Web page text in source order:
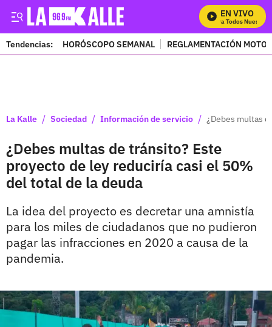
EN VIVO
Mira Todos Nuestros
Tendencias: HORÓSCOPO SEMANAL REGLAMENTACIÓN
La Kalle / Sociedad / Información de servicio / ¿Debes multas
¿Debes multas de tránsito? Este
proyecto de ley reduciría casi el 50%
del total de la deuda
La idea del proyecto es decretar una amnistía
para los miles de ciudadanos que no pudieron
pagar las infracciones en 2020 a causa de la
pandemia.